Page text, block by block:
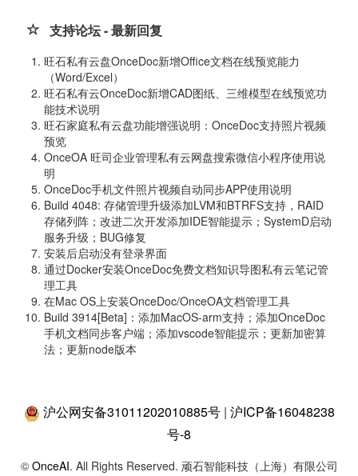
支持论坛 - 最新回复
旺石私有云盘OnceDoc新增Office文档在线预览能力
（Word/Excel）
旺石私有云OnceDoc新增CAD图纸、三维模型在线预览功
能技术说明
旺石家庭私有云盘功能增强说明：OnceDoc支持照片视频
预览
OnceOA 旺司企业管理私有云网盘搜索微信小程序使用说
明
OnceDoc手机文件照片视频自动同步APP使用说明
Build 4048: 存储管理升级添加LVM和BTRFS支持，RAID
存储列阵；改进二次开发添加IDE智能提示；SystemD启动
服务升级；BUG修复
安装后启动没有登录界面
通过Docker安装OnceDoc免费文档知识导图私有云笔记管
理工具
在Mac OS上安装OnceDoc/OnceOA文档管理工具
Build 3914[Beta]：添加MacOS-arm支持；添加OnceDoc
手机文档同步客户端；添加vscode智能提示；更新加密算
法；更新node版本
沪公网安备31011202010885号| 沪ICP备16048238
号-8
© OnceAI. All Rights Reserved. 顽石智能科技（上海）有限公司